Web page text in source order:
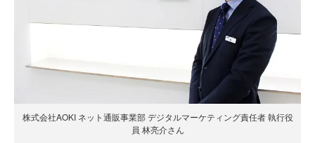
株式会社AOKI ネット通販事業部 デジタルマーケティング責任者 執行役
員 林亮介さん